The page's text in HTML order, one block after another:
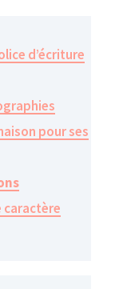
d’écriture
pour ses
caractère